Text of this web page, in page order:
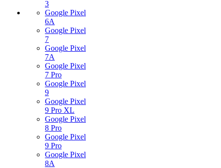
3
Google Pixel
6A
Google Pixel
7
Google Pixel
7А
Google Pixel
7 Pro
Google Pixel
9
Google Pixel
9 Pro XL
Google Pixel
8 Pro
Google Pixel
9 Pro
Google Pixel
8A